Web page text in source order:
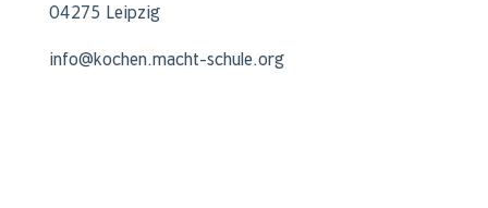
04275 Leipzig
info@kochen.macht-schule.org